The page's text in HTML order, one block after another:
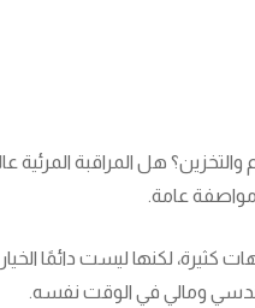
والتخزين؟ هل المراقبة
مواصفة عامة.
كثيرة، لكنها ليست دائمًا
هندسي ومالي في الوقت نفسه.